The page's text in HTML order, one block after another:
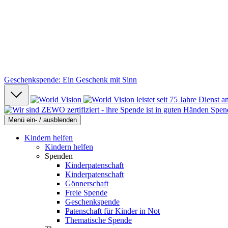
Geschenkspende: Ein Geschenk mit Sinn
Menü ein- / ausblenden
Kindern helfen
Kindern helfen
Spenden
Kinderpatenschaft
Kinderpatenschaft
Gönnerschaft
Freie Spende
Geschenkspende
Patenschaft für Kinder in Not
Thematische Spende